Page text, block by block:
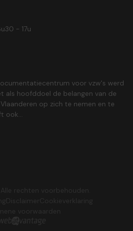
- 17u
voor vzw's werd
als hoofddoel de belangen van de
op zich te nemen en te
ook...